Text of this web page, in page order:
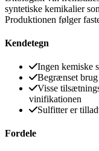
syntetiske kemikalier
Produktionen følger
Kendetegn
Ingen kemiske
Begrænset
Visse
vinifikationen
Sulfitter er
Fordele